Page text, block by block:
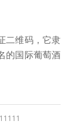
二维码，它隶
的国际葡萄酒